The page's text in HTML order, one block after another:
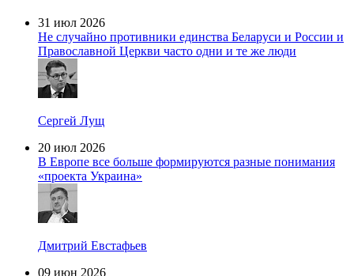
31 июл 2026
Не случайно противники единства Беларуси и России и
Православной Церкви часто одни и те же люди
Сергей Лущ
20 июл 2026
В Европе все больше формируются разные понимания
«проекта Украина»
Дмитрий Евстафьев
09 июн 2026